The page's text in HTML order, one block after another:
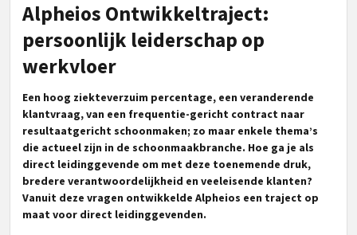
Alpheios Ontwikkeltraject:
persoonlijk leiderschap op
werkvloer
Een hoog ziekteverzuim percentage, een veranderende
klantvraag, van een frequentie-gericht contract naar
resultaatgericht schoonmaken; zo maar enkele thema’s
die actueel zijn in de schoonmaakbranche. Hoe ga je als
direct leidinggevende om met deze toenemende druk,
bredere verantwoordelijkheid en veeleisende klanten?
Vanuit deze vragen ontwikkelde Alpheios een traject op
maat voor direct leidinggevenden.